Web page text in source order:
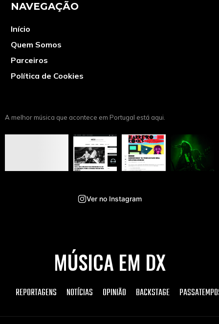
NAVEGAÇÃO
Início
Quem Somos
Parceiros
Política de Cookies
A melhor música que acontece em Portugal está aqui.
Ver no Instagram
MÚSICA EM DX
REPORTAGENS NOTÍCIAS OPINIÃO BACKSTAGE